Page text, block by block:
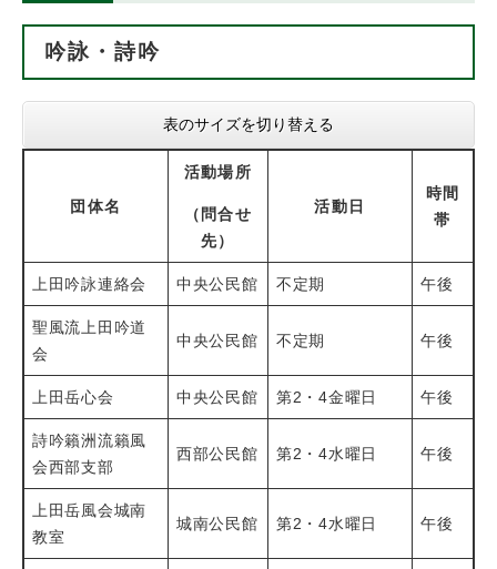
吟詠・詩吟
表のサイズを切り替える
団体名
活動場所
（問合せ
先）
活動日
時間
帯
上田吟詠連絡会 中央公民館 不定期 午後
聖風流上田吟道
会
中央公民館 不定期 午後
上田岳心会 中央公民館 第2・4金曜日 午後
詩吟籟洲流籟風
会西部支部
西部公民館 第2・4水曜日 午後
上田岳風会城南
教室
城南公民館 第2・4水曜日 午後